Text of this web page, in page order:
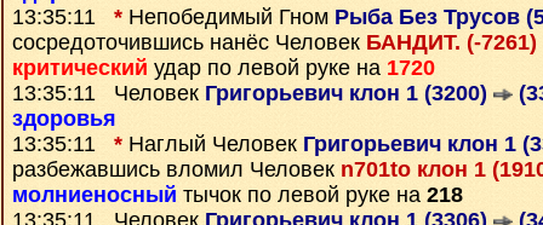
13:35:11 * Непобедимый Гном Рыба Без Трусов
сосредоточившись нанёс Человек БАНДИТ. (-7261)
критический удар по левой руке на 1720
13:35:11 Человек Григорьевич клон 1 (3200)
здоровья
13:35:11 * Наглый Человек Григорьевич клон 1
разбежавшись вломил Человек n701to клон 1
молниеносный тычок по левой руке на 218
13:35:11 Человек Григорьевич клон 1 (3306)